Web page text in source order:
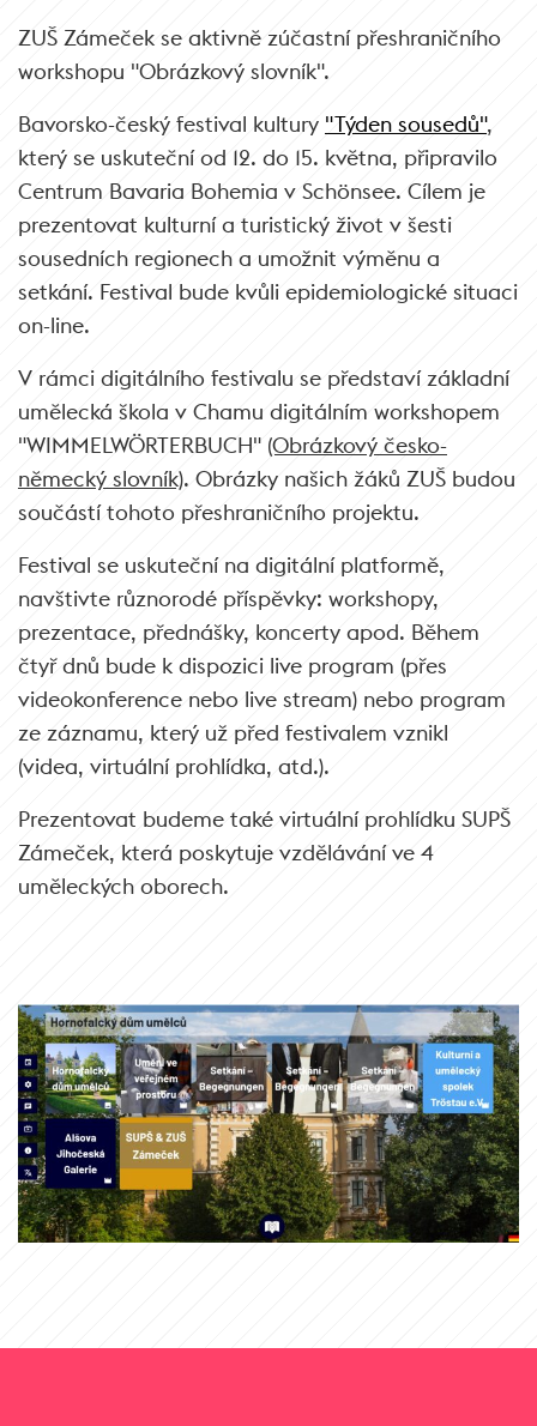
ZUŠ Zámeček se aktivně zúčastní přeshraničního
workshopu "Obrázkový slovník".
Bavorsko-český festival kultury "Týden sousedů",
který se uskuteční od 12. do 15. května, připravilo
Centrum Bavaria Bohemia v Schönsee. Cílem je
prezentovat kulturní a turistický život v šesti
sousedních regionech a umožnit výměnu a
setkání. Festival bude kvůli epidemiologické situaci
on-line.
V rámci digitálního festivalu se představí základní
umělecká škola v Chamu digitálním workshopem
"WIMMELWÖRTERBUCH" (Obrázkový česko-
německý slovník). Obrázky našich žáků ZUŠ budou
součástí tohoto přeshraničního projektu.
Festival se uskuteční na digitální platformě,
navštivte různorodé příspěvky: workshopy,
prezentace, přednášky, koncerty apod. Během
čtyř dnů bude k dispozici live program (přes
videokonference nebo live stream) nebo program
ze záznamu, který už před festivalem vznikl
(videa, virtuální prohlídka, atd.).
Prezentovat budeme také virtuální prohlídku SUPŠ
Zámeček, která poskytuje vzdělávání ve 4
uměleckých oborech.